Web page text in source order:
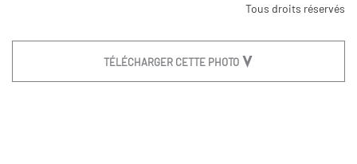
Tous droits réservés
TÉLÉCHARGER CETTE PHOTO